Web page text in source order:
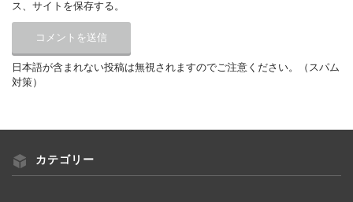
ス、サイトを保存する。
日本語が含まれない投稿は無視されますのでご注意ください。（スパム
対策）
カテゴリー